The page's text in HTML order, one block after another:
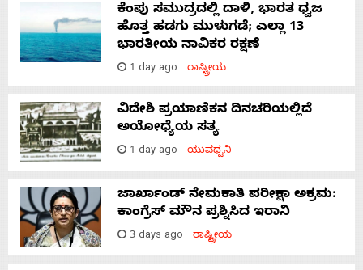
ಕೆಂಪು ಸಮುದ್ರದಲ್ಲಿ ದಾಳಿ, ಭಾರತ ಧ್ವಜ
ಹೊತ್ತ ಹಡಗು ಮುಳುಗಡೆ; ಎಲ್ಲಾ 13
ಭಾರತೀಯ ನಾವಿಕರ ರಕ್ಷಣೆ
1 day ago ರಾಷ್ಟ್ರೀಯ
ವಿದೇಶಿ ಪ್ರಯಾಣಿಕನ ದಿನಚರಿಯಲ್ಲಿದೆ
ಅಯೋಧ್ಯೆಯ ಸತ್ಯ
1 day ago ಯುವಧ್ವನಿ
ಜಾರ್ಖಾಂಡ್‌ ನೇಮಕಾತಿ ಪರೀಕ್ಷಾ ಅಕ್ರಮ:
ಕಾಂಗ್ರೆಸ್‌ ಮೌನ ಪ್ರಶ್ನಿಸಿದ ಇರಾನಿ
3 days ago ರಾಷ್ಟ್ರೀಯ